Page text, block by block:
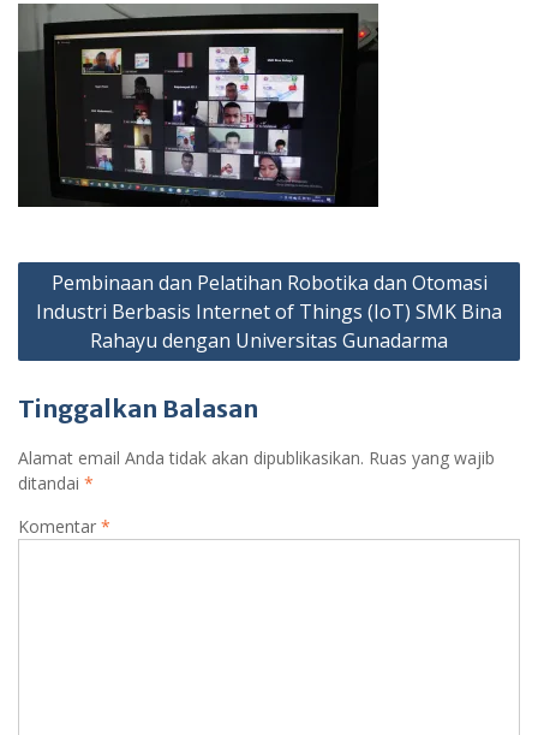
Navigasi
pos
Pembinaan dan Pelatihan Robotika dan Otomasi
Industri Berbasis Internet of Things (IoT) SMK Bina
Rahayu dengan Universitas Gunadarma
Tinggalkan Balasan
Alamat email Anda tidak akan dipublikasikan. Ruas yang wajib
ditandai *
Komentar *